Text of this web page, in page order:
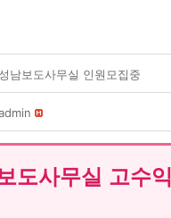
성남보도사무실 인원모집중
도사무실 고수